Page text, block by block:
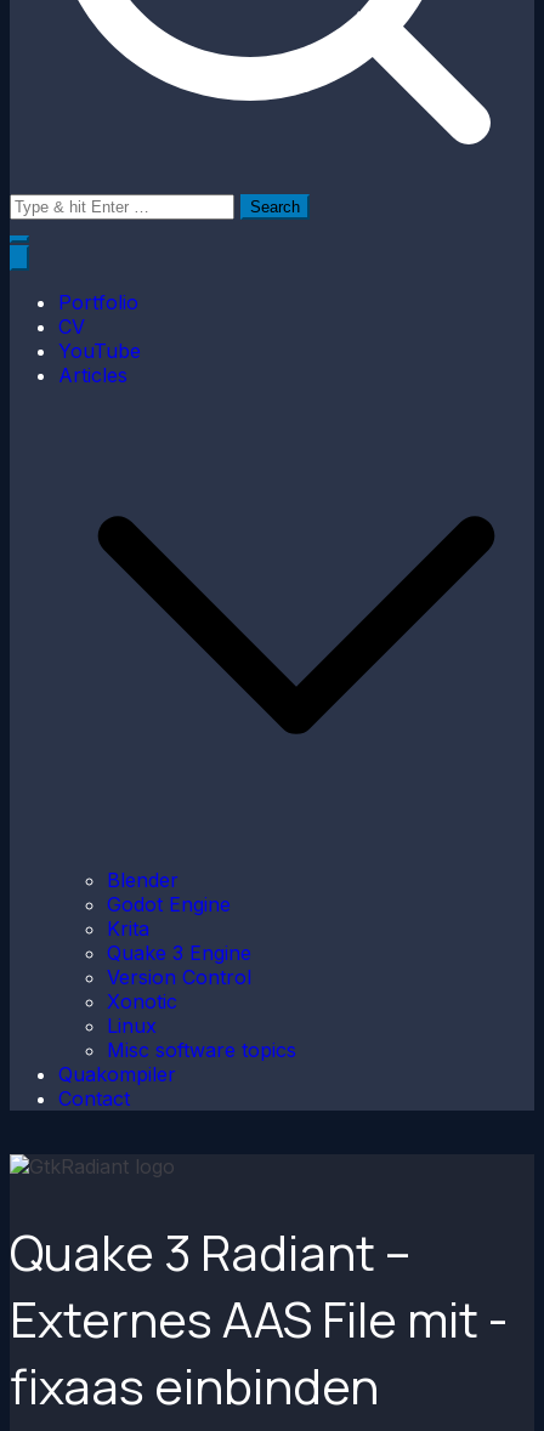
Search
Portfolio
CV
YouTube
Articles
Blender
Godot Engine
Krita
Quake 3 Engine
Version Control
Xonotic
Linux
Misc software topics
Quakompiler
Contact
Quake 3 Radiant –
Externes AAS File mit -
fixaas einbinden